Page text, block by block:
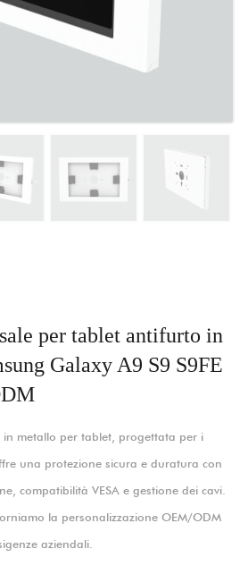
per tablet antifurto in
Galaxy A9 S9 S9FE
metallo per tablet, progettata per i
una protezione sicura e duratura con
compatibilità VESA e gestione dei cavi.
la personalizzazione OEM/ODM
aziendali.